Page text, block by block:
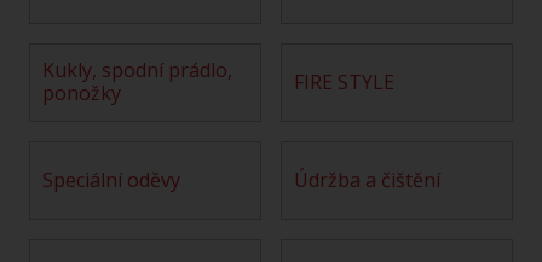
kukly, spodní prádlo,
ponožky
FIRE STYLE
speciální oděvy údržba a čištění